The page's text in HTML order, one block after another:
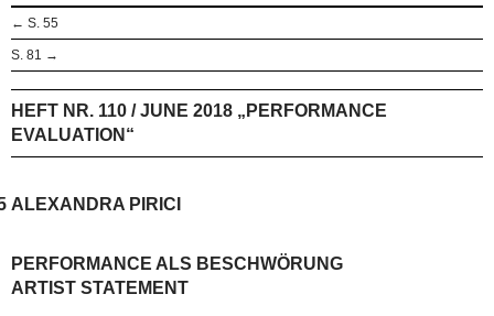
← S. 55
S. 81 →
HEFT NR. 110 / JUNE 2018 „PERFORMANCE
EVALUATION“
ALEXANDRA PIRICI
PERFORMANCE ALS BESCHWÖRUNG
ARTIST STATEMENT